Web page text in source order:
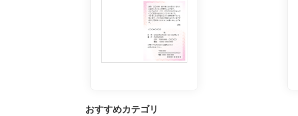
おすすめカテゴリ